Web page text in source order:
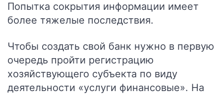
Попытка сокрытия информации имеет
более тяжелые последствия.
Чтобы создать свой банк нужно в первую
очередь пройти регистрацию
хозяйствующего субъекта по виду
деятельности «услуги финансовые». На